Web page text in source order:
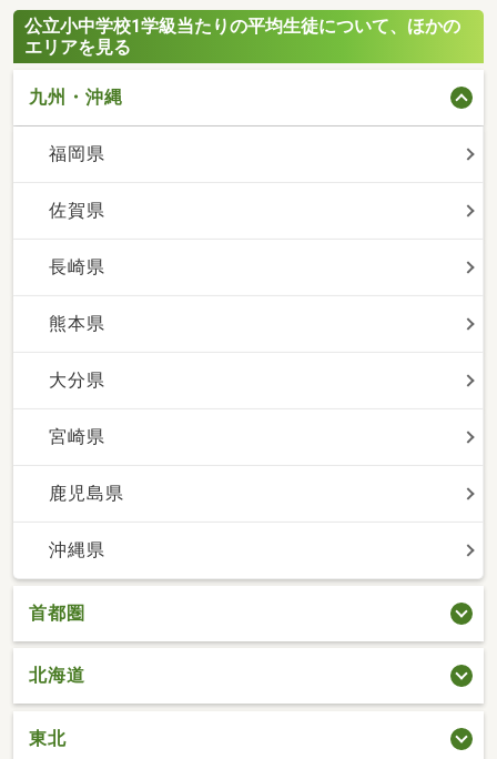
公立小中学校1学級当たりの平均生徒について、ほかの
エリアを見る
九州・沖縄
福岡県
佐賀県
長崎県
熊本県
大分県
宮崎県
鹿児島県
沖縄県
首都圏
北海道
東北